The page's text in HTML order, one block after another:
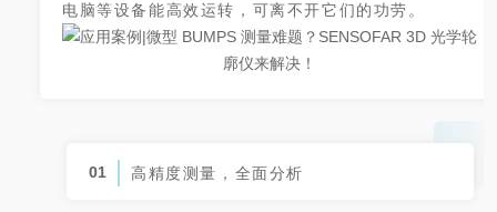
电脑等设备能高效运转，可离不开它们的功劳。
01 高精度测量，全面分析